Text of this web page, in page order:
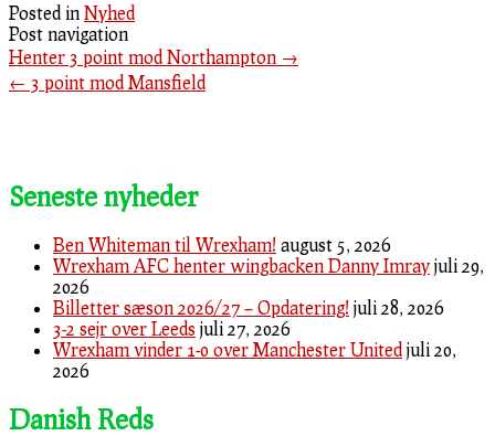
Posted in Nyhed
Post navigation
Henter 3 point mod Northampton →
← 3 point mod Mansfield
Seneste nyheder
Ben Whiteman til Wrexham! august 5, 2026
Wrexham AFC henter wingbacken Danny Imray juli 29,
2026
Billetter sæson 2026/27 – Opdatering! juli 28, 2026
3-2 sejr over Leeds juli 27, 2026
Wrexham vinder 1-0 over Manchester United juli 20,
2026
Danish Reds